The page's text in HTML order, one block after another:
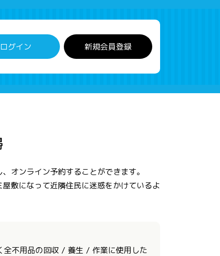
ログイン 新規会員登録
オンライン予約することができます。
敷になって近隣住民に迷惑をかけているよ
全不用品の回収 / 養生 / 作業に使用した